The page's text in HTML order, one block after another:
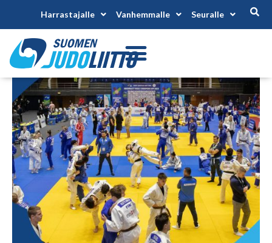
Harrastajalle Vanhemmalle Seuralle